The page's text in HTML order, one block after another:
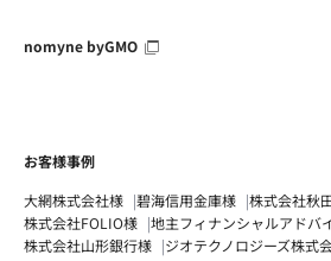
nomyne byGMO
お客様事例
大網株式会社様
碧海信用金庫様
株式会社秋
株式会社FOLIO様
地主フィナンシャルアドバ
株式会社山形銀行様
ジオテクノロジーズ株式